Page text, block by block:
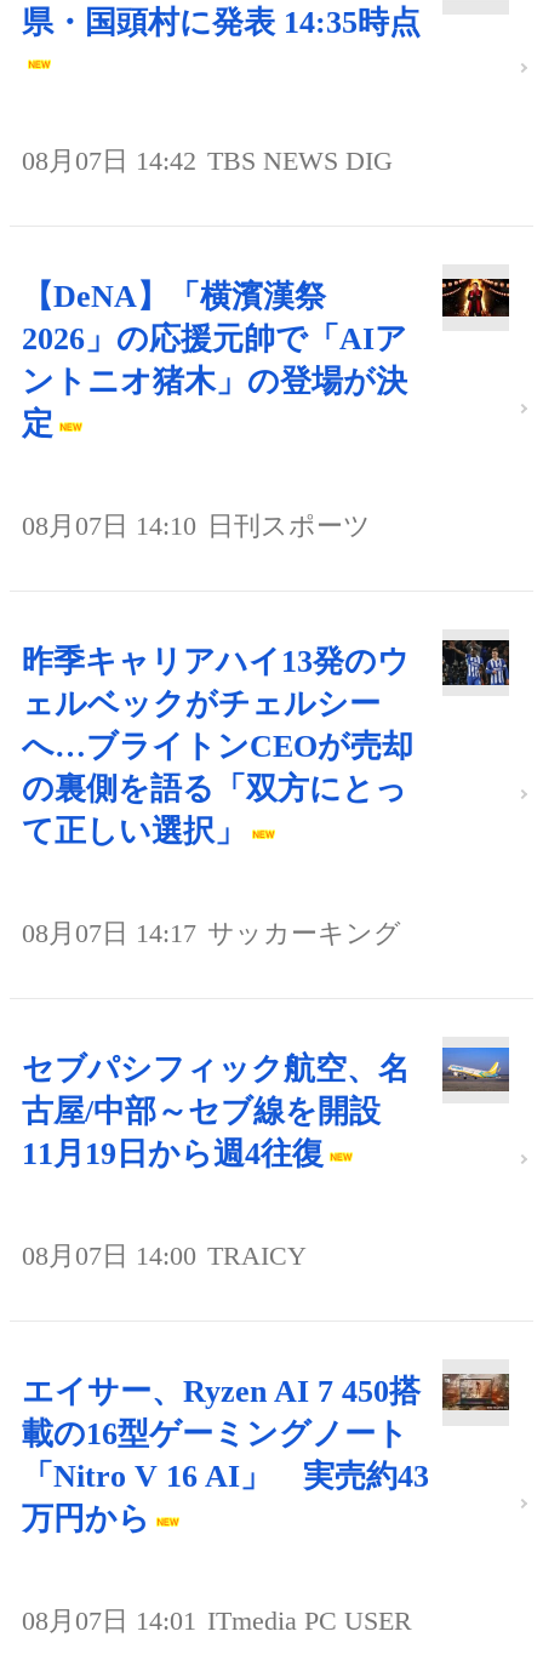
県・国頭村に発表 14:35時点
08月07日 14:42 TBS NEWS DIG
【DeNA】「横濱漢祭
2026」の応援元帥で「AIア
ントニオ猪木」の登場が決
定
08月07日 14:10 日刊スポーツ
昨季キャリアハイ13発のウ
ェルベックがチェルシー
へ…ブライトンCEOが売却
の裏側を語る「双方にとっ
て正しい選択」
08月07日 14:17 サッカーキング
セブパシフィック航空、名
古屋/中部～セブ線を開設
11月19日から週4往復
08月07日 14:00 TRAICY
エイサー、Ryzen AI 7 450搭
載の16型ゲーミングノート
「Nitro V 16 AI」 実売約43
万円から
08月07日 14:01 ITmedia PC USER